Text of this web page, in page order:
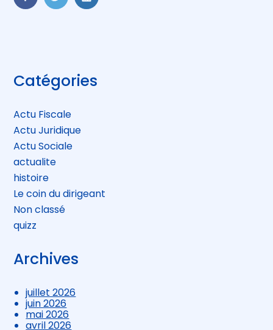
FaceBook
TwitterLinkedIn
Blog
sidebar
Catégories
Actu Fiscale
Actu Juridique
Actu Sociale
actualite
histoire
Le coin du dirigeant
Non classé
quizz
Archives
juillet 2026
juin 2026
mai 2026
avril 2026